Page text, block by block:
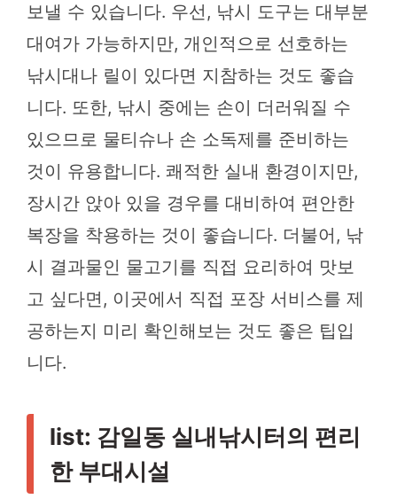
보낼 수 있습니다. 우선, 낚시 도구는 대부분
대여가 가능하지만, 개인적으로 선호하는
낚시대나 릴이 있다면 지참하는 것도 좋습
니다. 또한, 낚시 중에는 손이 더러워질 수
있으므로 물티슈나 손 소독제를 준비하는
것이 유용합니다. 쾌적한 실내 환경이지만,
장시간 앉아 있을 경우를 대비하여 편안한
복장을 착용하는 것이 좋습니다. 더불어, 낚
시 결과물인 물고기를 직접 요리하여 맛보
고 싶다면, 이곳에서 직접 포장 서비스를 제
공하는지 미리 확인해보는 것도 좋은 팁입
니다.
list: 감일동 실내낚시터의 편리
한 부대시설